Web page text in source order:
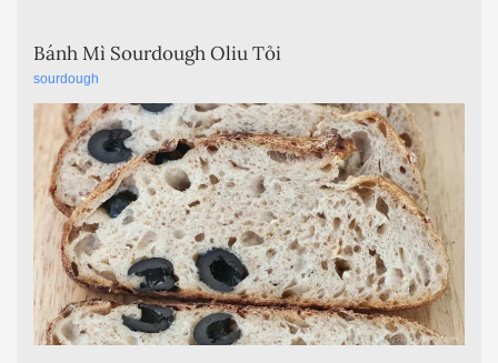
Bánh Mì Sourdough Oliu Tỏi
sourdough